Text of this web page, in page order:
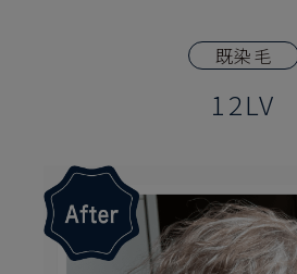
既染毛
12LV